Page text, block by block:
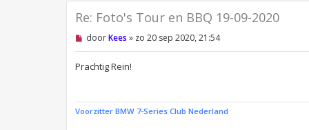
Re: Foto's Tour en BBQ 19-09-2020
O
e
e
n
doorKees » zo 20 sep 2020, 21:54
Prachtig Rein!
Voorzitter BMW 7-Series Club Nederland